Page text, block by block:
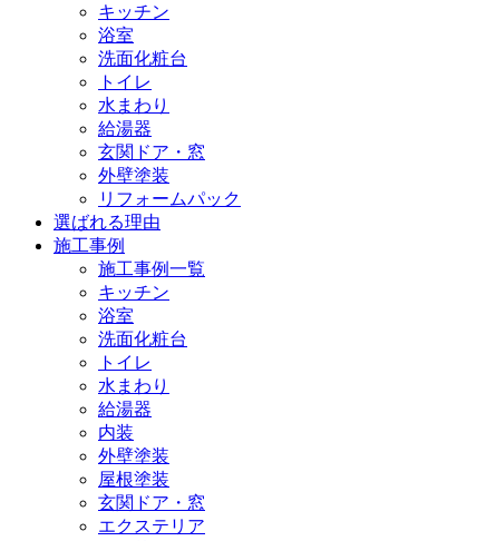
キッチン
浴室
洗面化粧台
トイレ
水まわり
給湯器
玄関ドア・窓
外壁塗装
リフォームパック
選ばれる理由
施工事例
施工事例一覧
キッチン
浴室
洗面化粧台
トイレ
水まわり
給湯器
内装
外壁塗装
屋根塗装
玄関ドア・窓
エクステリア